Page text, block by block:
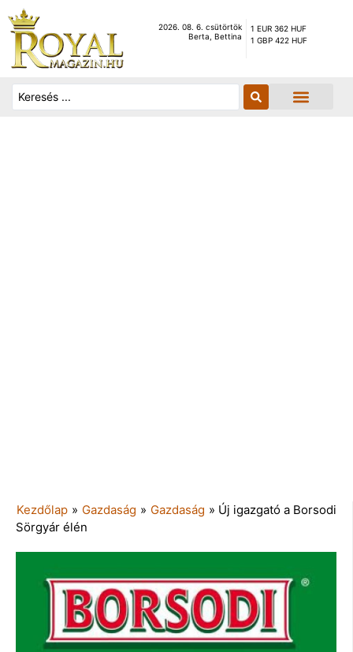
2026. 08. 6. csütörtök
Berta, Bettina
1 EUR 362 HUF
1 GBP 422 HUF
Kezdőlap » Gazdaság » Gazdaság » Új igazgató a Borsodi
Sörgyár élén